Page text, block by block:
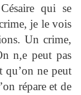
qui se
je le vois
Un crime,
n,e peut pas
qu’on ne peut
répare et de